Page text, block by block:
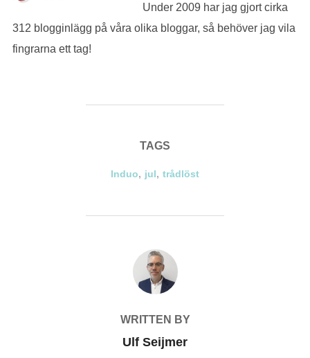
Under 2009 har jag gjort cirka
312 blogginlägg på våra olika bloggar, så behöver jag vila
fingrarna ett tag!
TAGS
Induo, jul, trådlöst
POST AUTHOR
WRITTEN BY
Ulf Seijmer